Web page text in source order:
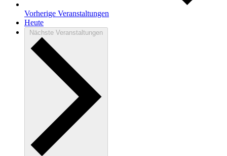
Vorherige Veranstaltungen
Heute
Nächste Veranstaltungen